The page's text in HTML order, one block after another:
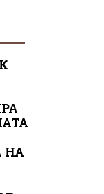
НА